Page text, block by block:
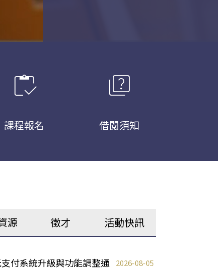
inventory
課程報名
quiz
借閱須知
源 徵才 活動快訊
付系統升級與功能調整通
2026-08-05